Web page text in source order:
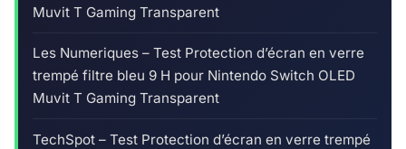
Muvit T Gaming Transparent
Les Numeriques – Test Protection d’écran en verre
trempé filtre bleu 9 H pour Nintendo Switch OLED
Muvit T Gaming Transparent
TechSpot – Test Protection d’écran en verre trempé